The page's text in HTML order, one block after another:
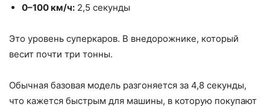
0–100 км/ч: 2,5 секунды
Это уровень суперкаров. В внедорожнике, который
весит почти три тонны.
Обычная базовая модель разгоняется за 4,8 секунды,
что кажется быстрым для машины, в которую покупают